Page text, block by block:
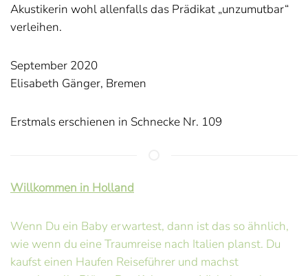
Akustikerin wohl allenfalls das Prädikat „unzumutbar“
verleihen.
September 2020
Elisabeth Gänger, Bremen
Erstmals erschienen in Schnecke Nr. 109
Willkommen in Holland
Wenn Du ein Baby erwartest, dann ist das so ähnlich,
wie wenn du eine Traumreise nach Italien planst. Du
kaufst einen Haufen Reiseführer und machst